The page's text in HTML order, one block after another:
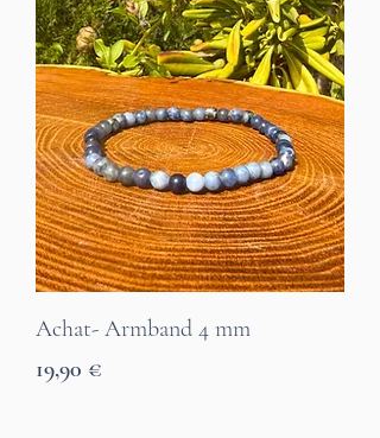
Achat- Armband 4 mm
Preis
19,90 €